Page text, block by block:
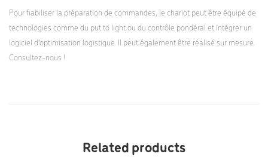
Pour fiabiliser la préparation de commandes, le chariot peut être équipé de
technologies comme du put to light ou du contrôle pondéral et intégrer un
logiciel d’optimisation logistique. Il peut également être réalisé sur mesure.
Consultez-nous !
Related products